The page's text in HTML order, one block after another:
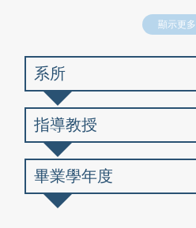
顯示更多
系所
指導教授
畢業學年度